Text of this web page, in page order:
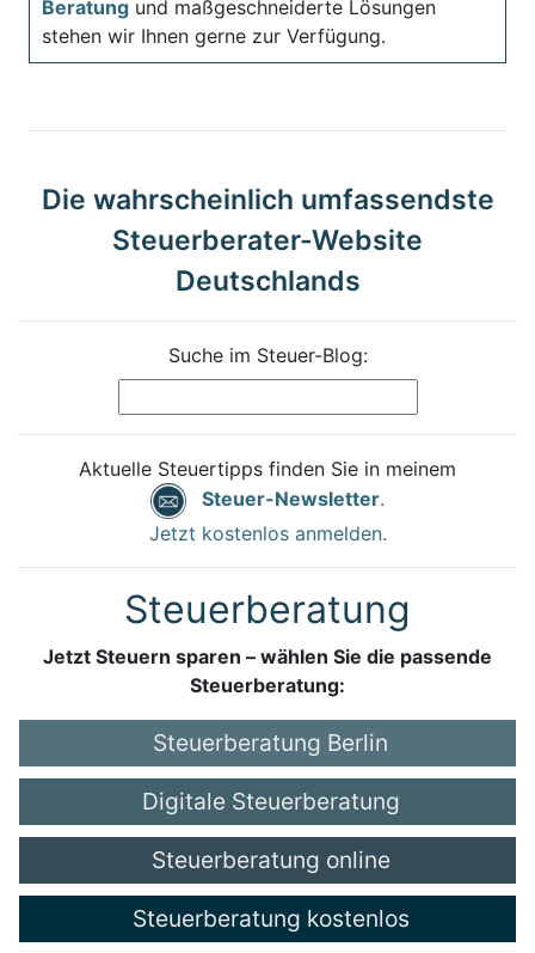
Beratung und maßgeschneiderte Lösungen
stehen wir Ihnen gerne zur Verfügung.
Die wahrscheinlich umfassendste
Steuerberater-Website
Deutschlands
Suche im Steuer-Blog:
Aktuelle Steuertipps finden Sie in meinem
Steuer-Newsletter.
Jetzt kostenlos anmelden.
Steuerberatung
Jetzt Steuern sparen – wählen Sie die passende
Steuerberatung:
Steuerberatung Berlin
Digitale Steuerberatung
Steuerberatung online
Steuerberatung kostenlos